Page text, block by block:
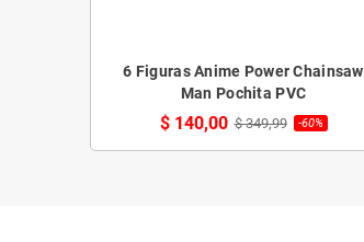
6 Figuras Anime Power Chainsaw
Man Pochita PVC
$ 140,00 $ 349,99 -60%